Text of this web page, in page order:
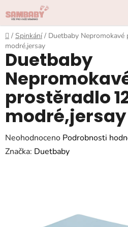
na
obsah
Domů
/ Spinkání / Duetbaby
modré,jersay
Duetbaby
prostěradlo
modré,jersay
Průměrné
hodnocení
Neohodnoceno Podrobnosti
Značka: Duetbaby